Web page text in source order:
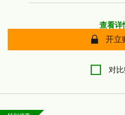
查看详
安全开立
对